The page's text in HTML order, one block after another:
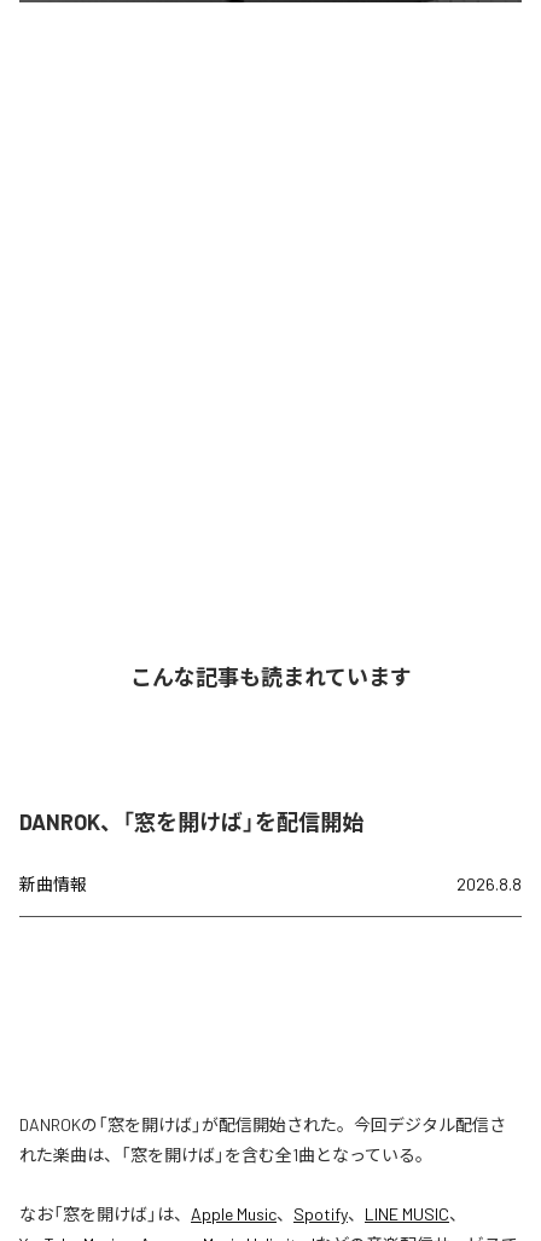
こんな記事も読まれています
DANROK、「窓を開けば」を配信開始
新曲情報 2026.8.8
DANROKの「窓を開けば」が配信開始された。今回デジタル配信さ
れた楽曲は、「窓を開けば」を含む全1曲となっている。
なお「窓を開けば」は、 Apple Music、 Spotify、 LINE MUSIC、